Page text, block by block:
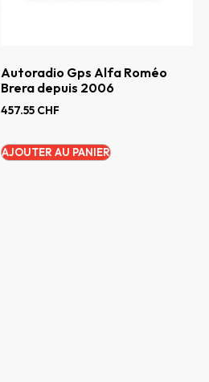
Autoradio Gps Alfa Roméo
Brera depuis 2006
457.55 CHF
AJOUTER AU PANIER